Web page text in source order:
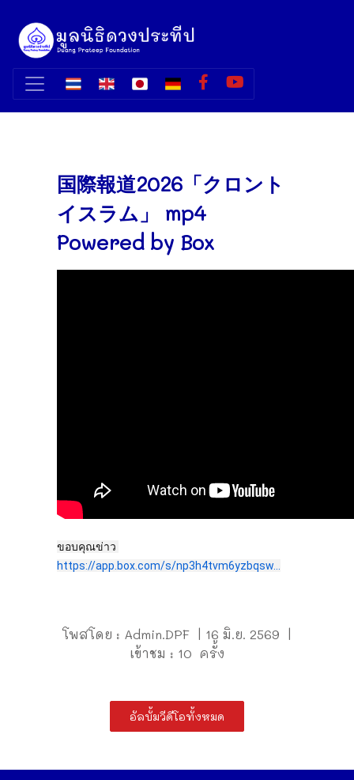
国際報道2026「クロント
イスラム」 mp4
Powered by Box
https://app.box.com/s/np3h4tvm6yzbqsw...
โพสโดย : Admin.DPF | 16 มิ.ย. 2569 |
เข้าชม : 10 ครั้ง
อัลบั้มวีดีโอทั้งหมด